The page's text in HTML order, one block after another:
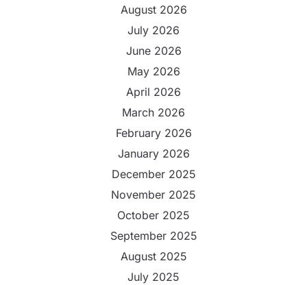
August 2026
July 2026
June 2026
May 2026
April 2026
March 2026
February 2026
January 2026
December 2025
November 2025
October 2025
September 2025
August 2025
July 2025